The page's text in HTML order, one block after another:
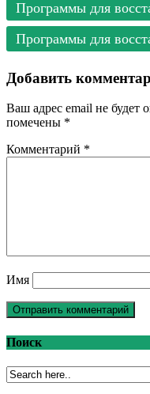
Программы для
Программы для
Добавить
Ваш адрес email не будет
помечены *
Комментарий *
Имя
Поиск